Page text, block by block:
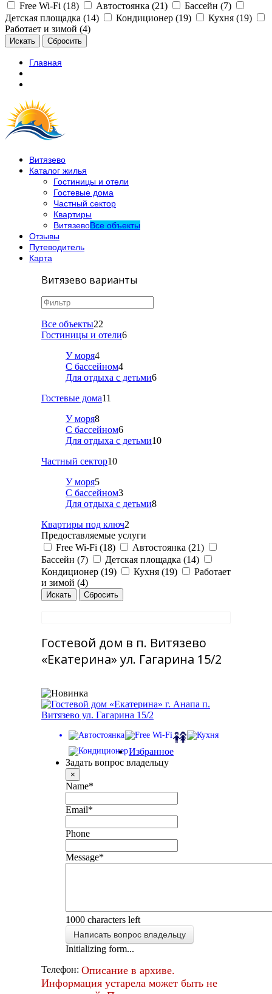
Free Wi-Fi (18)
Автостоянка (21)
Бассейн (7)
Детская площадка (14)
Кондиционер (19)
Кухня (19)
Работает и зимой (4)
Главная
Витязево
Каталог жилья
Гостиницы и отели
Гостевые дома
Частный сектор
Квартиры
ВитязевоВсе объекты
Отзывы
Путеводитель
Карта
Витязево варианты
Все объекты22
Гостиницы и отели6
У моря4
С бассейном4
Для отдыха с детьми6
Гостевые дома11
У моря8
С бассейном6
Для отдыха с детьми10
Частный сектор10
У моря5
С бассейном3
Для отдыха с детьми8
Квартиры под ключ2
Предоставляемые услуги
Free Wi-Fi (18)
Автостоянка (21)
Бассейн (7)
Детская площадка (14)
Кондиционер (19)
Кухня (19)
Работает
и зимой (4)
Гостевой дом в п. Витязево
«Екатерина» ул. Гагарина 15/2
Избранное
Задать вопрос владельцу
×
Name*
Email*
Phone
Message*
1000 characters left
Написать вопрос владельцу
Initializing form...
Телефон: Описание в архиве.
Информация устарела может быть не